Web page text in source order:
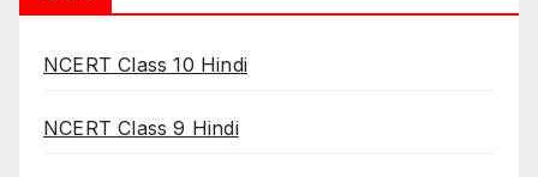
NCERT Class 10 Hindi
NCERT Class 9 Hindi